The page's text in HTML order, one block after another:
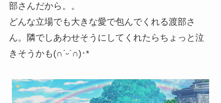
部さんだから。。
どんな立場でも大きな愛で包んでくれる渡部さ
ん。隣でしあわせそうにしてくれたらちょっと泣
きそうかも(∩ˊᵕˋ∩)･*